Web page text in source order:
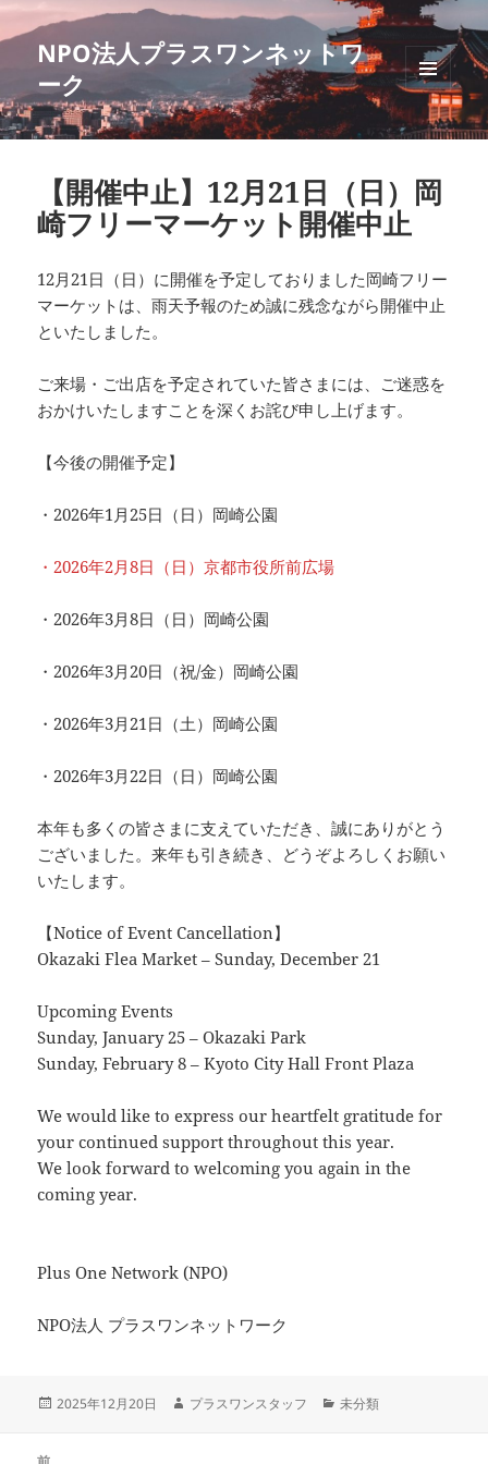
NPO法人プラスワンネットワ
ーク
メニュ
ーとウ
ィジェ
【開催中止】12月21日（日）岡
崎フリーマーケット開催中止
12月21日（日）に開催を予定しておりました岡崎フリー
マーケットは、雨天予報のため誠に残念ながら開催中止
といたしました。
ご来場・ご出店を予定されていた皆さまには、ご迷惑を
おかけいたしますことを深くお詫び申し上げます。
【今後の開催予定】
・2026年1月25日（日）岡崎公園
・2026年2月8日（日）京都市役所前広場
・2026年3月8日（日）岡崎公園
・2026年3月20日（祝/金）岡崎公園
・2026年3月21日（土）岡崎公園
・2026年3月22日（日）岡崎公園
本年も多くの皆さまに支えていただき、誠にありがとう
ございました。来年も引き続き、どうぞよろしくお願い
いたします。
【Notice of Event Cancellation】
Okazaki Flea Market – Sunday, December 21
Upcoming Events
Sunday, January 25 – Okazaki Park
Sunday, February 8 – Kyoto City Hall Front Plaza
We would like to express our heartfelt gratitude for
your continued support throughout this year.
We look forward to welcoming you again in the
coming year.
Plus One Network (NPO)
NPO法人 プラスワンネットワーク
投
2025年12月20日
作
プラスワンスタッフ
カ
未分類